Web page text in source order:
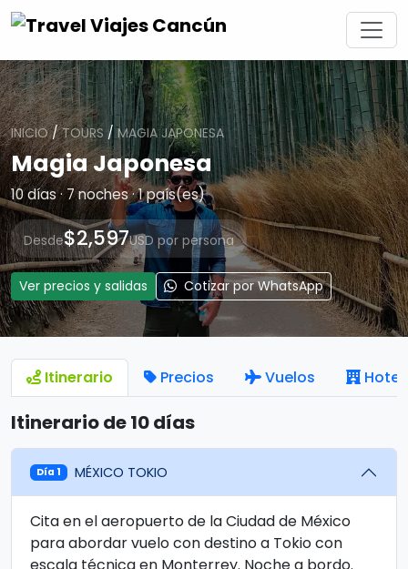
INICIO/TOURS /MAGIA JAPONESA
Magia Japonesa
10 días · 7 noches · 1 país(es)
Desde$2,597USD por persona
Ver precios y salidas Cotizar por WhatsApp
Itinerario Precios Vuelos
Itinerario de 10 días
Día 1 MÉXICO TOKIO
Cita en el aeropuerto de la Ciudad de México
para abordar vuelo con destino a Tokio con